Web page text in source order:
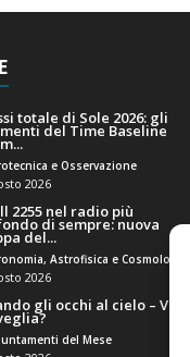
totale di Sole 2026: gli
del Time Baseline
e Osservazione
2026
2255 nel radio più
di sempre: nuova
del...
Astrofisica e Cosmologia
2026
gli occhi al cielo – Vale
del Mese